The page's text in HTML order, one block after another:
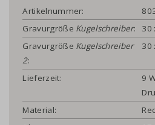
Artikelnummer:
Gravurgröße Kugelschreiber:
30
Gravurgröße Kugelschreiber
2:
30
Lieferzeit:
9
Material: